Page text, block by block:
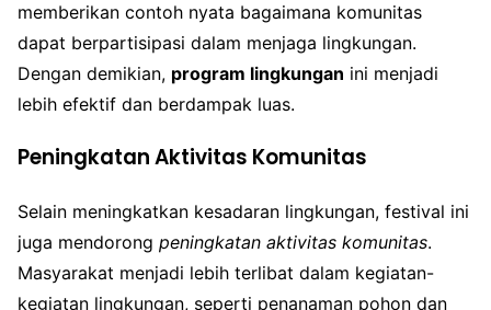
memberikan contoh nyata bagaimana komunitas
dapat berpartisipasi dalam menjaga lingkungan.
Dengan demikian, program lingkungan ini menjadi
lebih efektif dan berdampak luas.
Peningkatan Aktivitas Komunitas
Selain meningkatkan kesadaran lingkungan, festival ini
juga mendorong peningkatan aktivitas komunitas.
Masyarakat menjadi lebih terlibat dalam kegiatan-
kegiatan lingkungan, seperti penanaman pohon dan